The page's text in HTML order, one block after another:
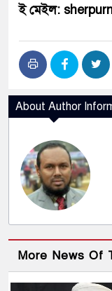
ই মেইল:
About Author
More News Of